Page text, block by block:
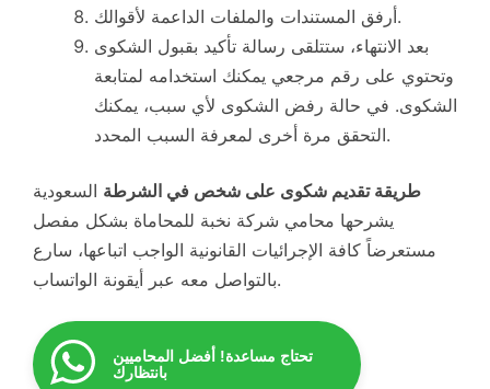
أرفق المستندات والملفات الداعمة لأقوالك.
بعد الانتهاء، ستتلقى رسالة تأكيد بقبول الشكوى
وتحتوي على رقم مرجعي يمكنك استخدامه لمتابعة
الشكوى. في حالة رفض الشكوى لأي سبب، يمكنك
التحقق مرة أخرى لمعرفة السبب المحدد.
طريقة تقديم شكوى على شخص في الشرطة السعودية
يشرحها محامي شركة نخبة للمحاماة بشكل مفصل
مستعرضاً كافة الإجرائيات القانونية الواجب اتباعها، سارع
بالتواصل معه عبر أيقونة الواتساب.
تحتاج مساعدة! أفضل المحاميين
بانتظارك